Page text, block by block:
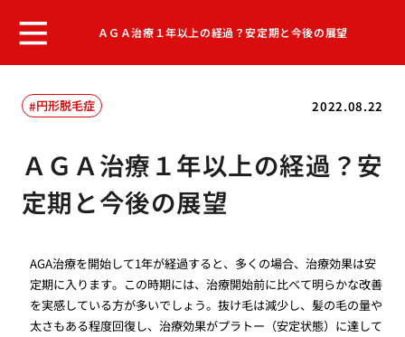
ＡＧＡ治療１年以上の経過？安定期と今後の展望
2022.08.22
円形脱毛症
ＡＧＡ治療１年以上の経過？安
定期と今後の展望
AGA治療を開始して1年が経過すると、多くの場合、治療効果は安
定期に入ります。この時期には、治療開始前に比べて明らかな改善
を実感している方が多いでしょう。抜け毛は減少し、髪の毛の量や
太さもある程度回復し、治療効果がプラトー（安定状態）に達して